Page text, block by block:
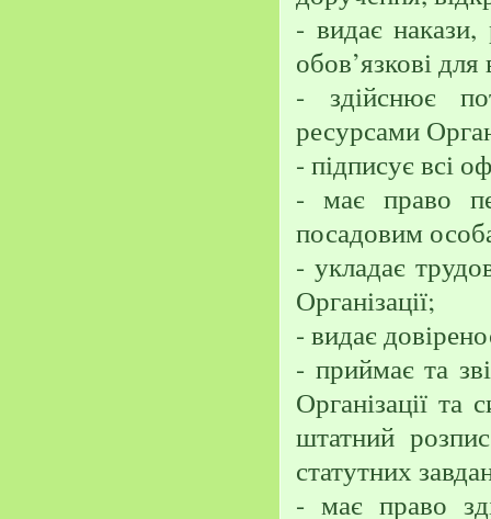
- видає накази,
обов’язкові
- здійснює
ресурсами
- підписує всі
- має право
посадовим
- укладає
Організації;
- видає
- приймає та
Організації та
штатний
статутних
- має право